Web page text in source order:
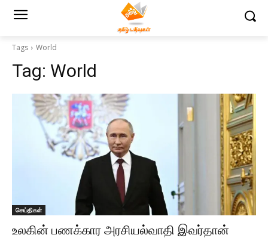
Tags World
Tag: World
செய்திகள்
உலகின் பணக்கார அரசியல்வாதி இவர்தான்